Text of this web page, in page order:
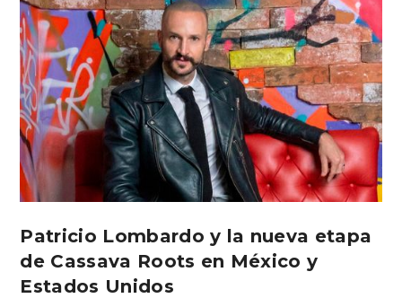
Patricio Lombardo y la nueva etapa
de Cassava Roots en México y
Estados Unidos